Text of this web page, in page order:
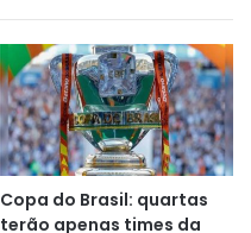
Copa do Brasil: quartas
terão apenas times da